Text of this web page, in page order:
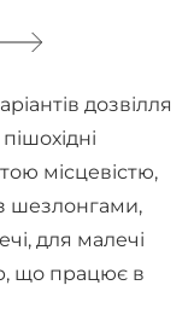
дозвілля
місцевістю,
шезлонгами,
для малечі
що працює в